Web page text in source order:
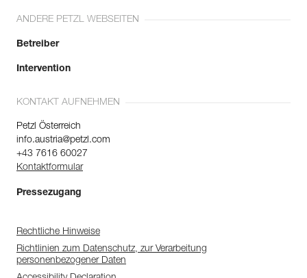
ANDERE PETZL WEBSEITEN
Betreiber
Intervention
KONTAKT AUFNEHMEN
Petzl Österreich
info.austria@petzl.com
+43 7616 60027
Kontaktformular
Pressezugang
Rechtliche Hinweise
Richtlinien zum Datenschutz, zur Verarbeitung
personenbezogener Daten